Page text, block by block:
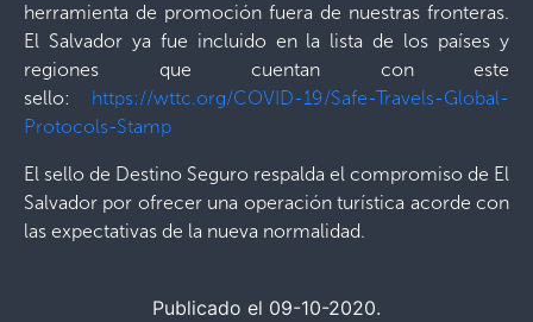
herramienta de promoción fuera de nuestras fronteras.
El Salvador ya fue incluido en la lista de los países y
regiones que cuentan con este
sello: https://wttc.org/COVID-19/Safe-Travels-Global-
Protocols-Stamp
El sello de Destino Seguro respalda el compromiso de El
Salvador por ofrecer una operación turística acorde con
las expectativas de la nueva normalidad.
Publicado el 09-10-2020.